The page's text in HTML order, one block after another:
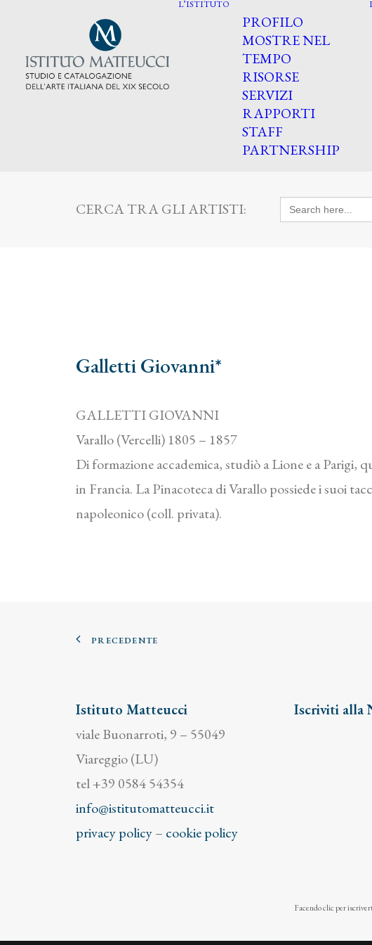
L’ISTITUTO
PROFILO
MOSTRE NEL
TEMPO
RISORSE
SERVIZI
RAPPORTI
STAFF
PARTNERSHIP
CERCA TRA GLI ARTISTI: Search
for:
Galletti Giovanni*
GALLETTI GIOVANNI
Varallo (Vercelli) 1805 – 1857
Di formazione accademica, studiò a Lione e a Parigi,
in Francia. La Pinacoteca di Varallo possiede i suoi
napoleonico (coll. privata).
PRECEDENTE
Istituto Matteucci
viale Buonarroti, 9 – 55049
Viareggio (LU)
tel +39 0584 54354
info@istitutomatteucci.it
privacy policy– cookie policy
Iscriviti alla
Facendo clic per